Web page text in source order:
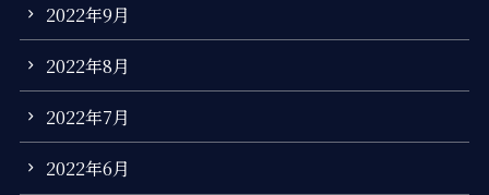
2022年9月
2022年8月
2022年7月
2022年6月